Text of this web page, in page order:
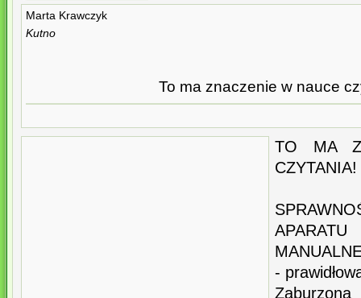
Marta Krawczyk
Kutno
To ma znaczenie w nauce
TO MA
CZYTANIA!
APARATU
-